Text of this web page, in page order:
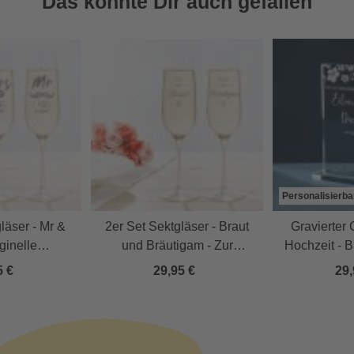
- Mr &
€
2er Set Sektgläser - Braut
und Bräutigam - Zur
Hochzeit
29,95 €
Gravierter
Hochzeit -